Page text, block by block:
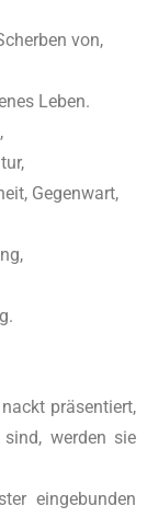
von,
Leben.
Gegenwart,
präsentiert,
werden sie
eingebunden